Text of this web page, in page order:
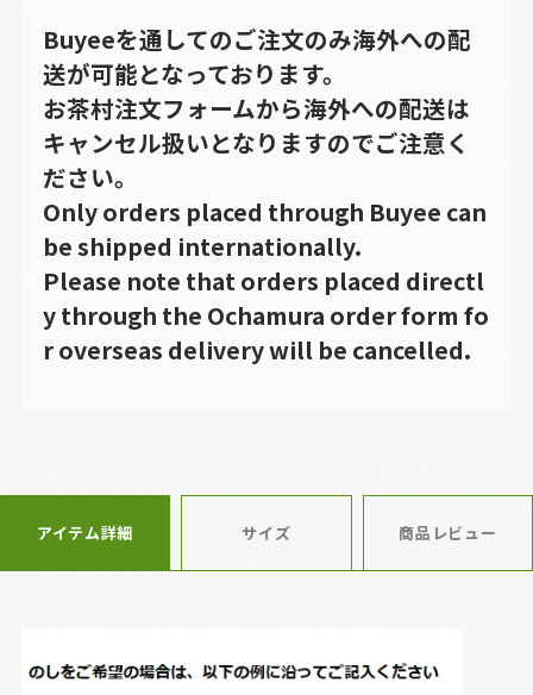
Buyeeを通してのご注文のみ海外への配
送が可能となっております。
お茶村注文フォームから海外への配送は
キャンセル扱いとなりますのでご注意く
ださい。
Only orders placed through Buyee can
be shipped internationally.
Please note that orders placed directl
y through the Ochamura order form fo
r overseas delivery will be cancelled.
アイテム詳細 サイズ 商品レビュー